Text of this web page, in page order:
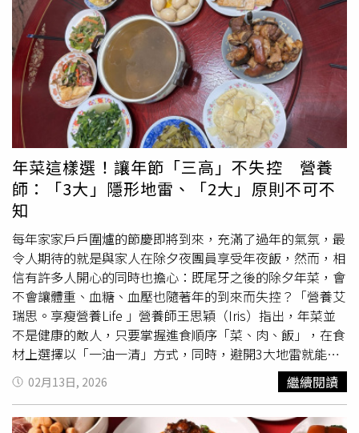
的「島嶼生吐司」(5/11-6/4快閃)；復興館則有日本福岡的
日本仙貝米菓百年品牌「吉仙餅」(6/1-6/22快閃)。另外忠
孝館與復興館分別於5/16(六)15:00、5/24(日)15:00舉辦
「中島水產鮪魚切割秀」，活動當日有限時商品與限量折扣
優惠，海鮮控不容錯過。SOGO復興館_老乾杯 老乾杯和牛
壽司組合(五貫) 售價1580元。（圖片提供／遠東SOGO）
層次感十足，也是許多老饕每年固定回購的經典口味。億長
御坊 東坡福菜粽6入 / 420元。（圖／品牌提供）首次進駐
忠孝館Fresh Mart的「蔣府宴」也成為今年話題新秀，主打
文豪蘇軾粽，以多種漢方藥材熬煮滷汁，再加入慢燉豬五花
與醬炒栗子，整體風味偏向細膩濃郁的蘇杭系路線，和一般
傳統肉粽相比更有層次感。蔣府宴 文豪蘇軾粽3入 / 449
元。（圖／業者提供）SOGO忠孝館錦霞樓 蟹肉干貝粽禮盒
3入 售價619元 (預購至6月10日)（圖／業者提供）而明星指
定彌月油飯品牌「冊子」，這次則帶來超有話題性的海陸三
味粽禮盒，一次吃得到栗香肉粽、頂級干貝粽與麻油雞腿
粽，特別適合喜歡一次嚐鮮多種口味的人。（左）冊子 海
陸三味粽6顆 / 原價730元、特價694元。（右）復興館
GREEN&SAFE山海珍寶粽禮盒(共2包4入) 原價1160元 特價
1045元。（圖／業者提供）除了粽子之外，今年端午送禮
市場也吹起精品甜點風潮。像是Pâtisserie Francis旋轉木馬
點心坊推出端午限定木製禮盒，結合鐵盒甜點與收藏感包
裝，精緻度相當高；而麗緻坊則主打經典組合禮盒，預購還
加贈限量保冷袋。Pâtisserie Francis旋轉木馬點心坊 夏沐糖
餅鐵盒-端午限定木製禮盒 / 1,880元。（圖／業者提供）麗
緻坊 麗緻經典組合7入 / 1,800元，預購優惠價1,680元。
（圖／業者提供）除了端午名粽大集合，這次同步登場的
「SOGO東區美食節」更是吃貨們不能錯過。活動集結館內
超過50家人氣餐廳，從日韓料理、中華美食到歐陸與南洋風
年菜這樣選！讓年節「三高」不失控 營養
師：「3大」隱形地雷、「2大」原則不可不
知
每年家家戶戶圍爐的節慶即將到來，充滿了過年的氣氛，最
令人期待的就是與家人在除夕夜團員享受年夜飯，然而，相
信有許多人開心的同時也擔心：既尾牙之後的除夕年菜，會
不會讓體重、血糖、血壓也隨著年的到來而失控？「營養艾
瑞思。享瘦營養Life 」營養師王思穎（Iris）指出，年菜並
不是健康的敵人，只要掌握進食順序「菜、肉、飯」，在食
材上選擇以「一油一清」方式，同時，避開3大地雷就能在
享受團圓的氣氛同時，也可以照顧好體態與血糖，讓過年不
再是壓力，而是健康的開始及延續。過年前的真實場景：為
什麼「年菜」總讓人又期待又害怕？想像一下，當我們一起
02月13日, 2026 繼續閱讀